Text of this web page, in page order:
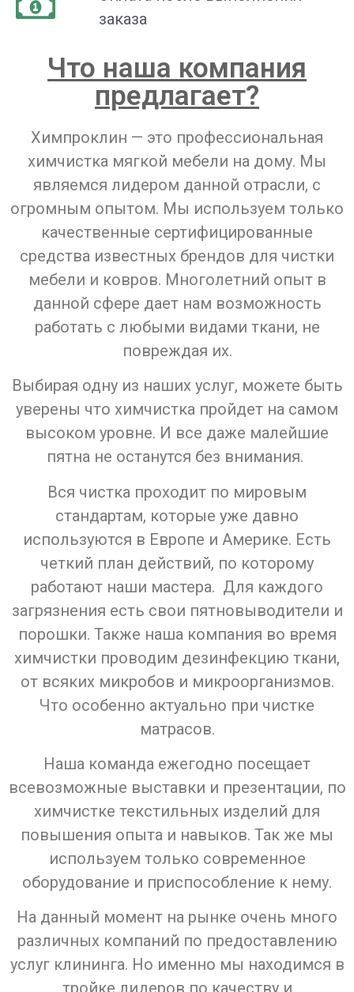
заказа
Что наша компания
предлагает?
Химпроклин — это профессиональная
химчистка мягкой мебели на дому. Мы
являемся лидером данной отрасли, с
огромным опытом. Мы используем только
качественные сертифицированные
средства известных брендов для чистки
мебели и ковров. Многолетний опыт в
данной сфере дает нам возможность
работать с любыми видами ткани, не
повреждая их.
Выбирая одну из наших услуг, можете быть
уверены что химчистка пройдет на самом
высоком уровне. И все даже малейшие
пятна не останутся без внимания.
Вся чистка проходит по мировым
стандартам, которые уже давно
используются в Европе и Америке. Есть
четкий план действий, по которому
работают наши мастера. Для каждого
загрязнения есть свои пятновыводители и
порошки. Также наша компания во время
химчистки проводим дезинфекцию ткани,
от всяких микробов и микроорганизмов.
Что особенно актуально при чистке
матрасов.
Наша команда ежегодно посещает
всевозможные выставки и презентации, по
химчистке текстильных изделий для
повышения опыта и навыков. Так же мы
используем только современное
оборудование и приспособление к нему.
На данный момент на рынке очень много
различных компаний по предоставлению
услуг клининга. Но именно мы находимся в